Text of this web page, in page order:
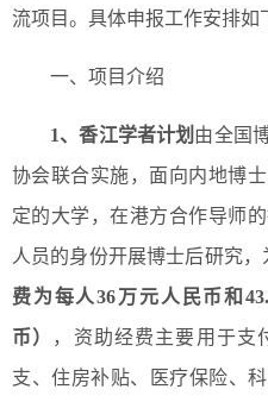
流项目。具体申报工作安排如
一、项目介绍
1、香江学者计划 由全国
协会联合实施，面向内地博
定的大学，在港方合作导师
人员的身份开展博士后研究，
费为每人36万元人民币和
币） ，资助经费主要用于支
支、住房补贴、医疗保险、